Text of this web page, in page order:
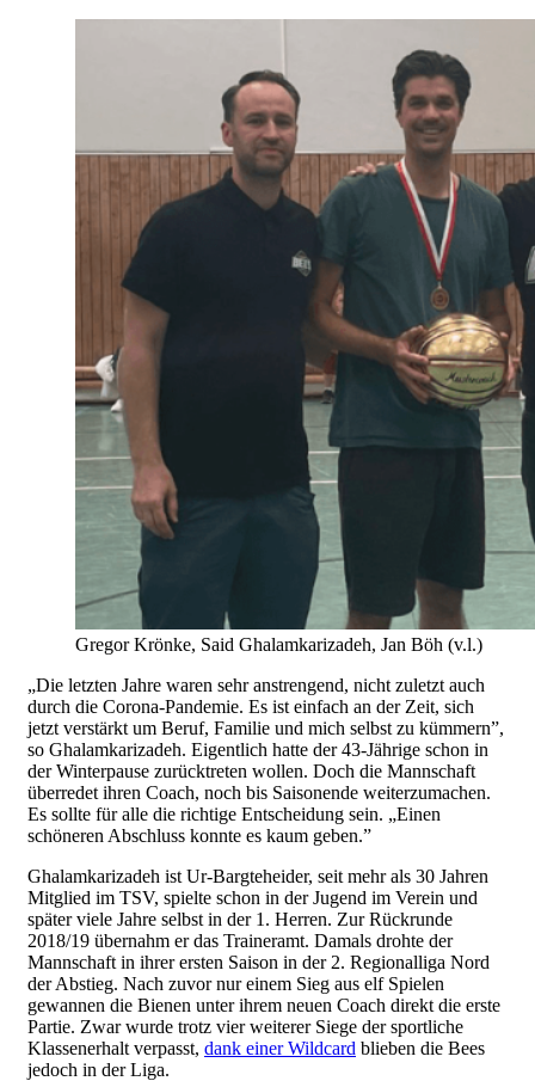
Gregor Krönke, Said Ghalamkarizadeh, Jan Böh (v.l.)
„Die letzten Jahre waren sehr anstrengend, nicht zuletzt auch
durch die Corona-Pandemie. Es ist einfach an der Zeit, sich
jetzt verstärkt um Beruf, Familie und mich selbst zu kümmern”,
so Ghalamkarizadeh. Eigentlich hatte der 43-Jährige schon in
der Winterpause zurücktreten wollen. Doch die Mannschaft
überredet ihren Coach, noch bis Saisonende weiterzumachen.
Es sollte für alle die richtige Entscheidung sein. „Einen
schöneren Abschluss konnte es kaum geben.”
Ghalamkarizadeh ist Ur-Bargteheider, seit mehr als 30 Jahren
Mitglied im TSV, spielte schon in der Jugend im Verein und
später viele Jahre selbst in der 1. Herren. Zur Rückrunde
2018/19 übernahm er das Traineramt. Damals drohte der
Mannschaft in ihrer ersten Saison in der 2. Regionalliga Nord
der Abstieg. Nach zuvor nur einem Sieg aus elf Spielen
gewannen die Bienen unter ihrem neuen Coach direkt die erste
Partie. Zwar wurde trotz vier weiterer Siege der sportliche
Klassenerhalt verpasst, dank einer Wildcard blieben die Bees
jedoch in der Liga.